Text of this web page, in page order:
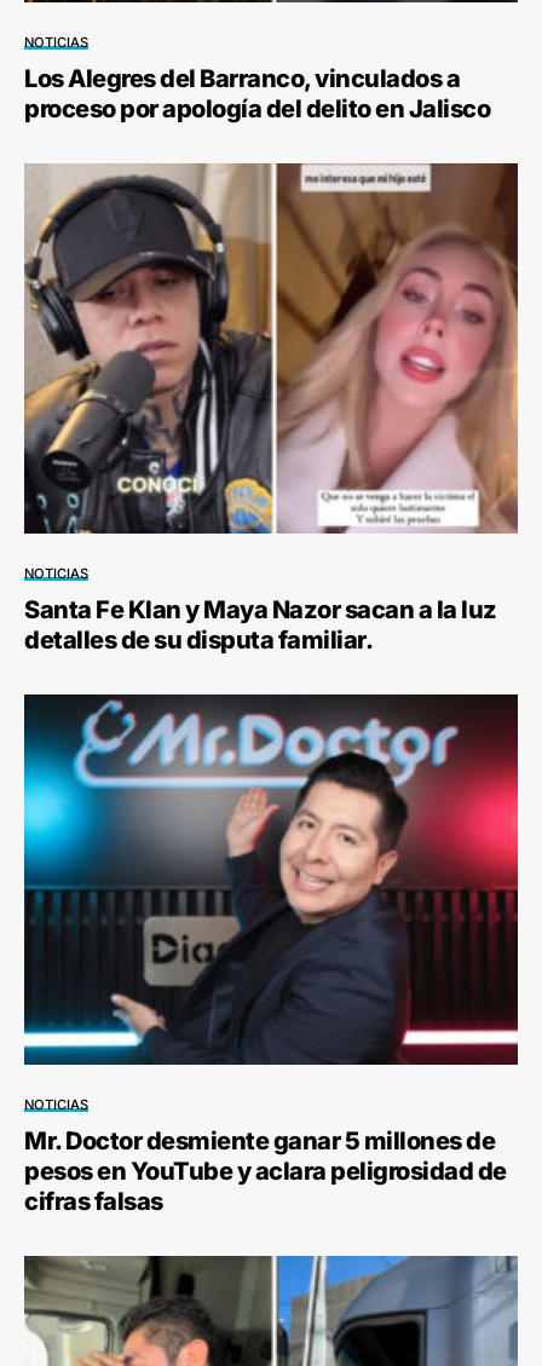
NOTICIAS
Los Alegres del Barranco, vinculados a
proceso por apología del delito en Jalisco
NOTICIAS
Santa Fe Klan y Maya Nazor sacan a la luz
detalles de su disputa familiar.
NOTICIAS
Mr. Doctor desmiente ganar 5 millones de
pesos en YouTube y aclara peligrosidad de
cifras falsas